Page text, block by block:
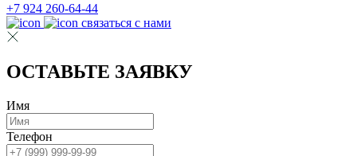
+7 924 260-64-44
связаться с нами
ОСТАВЬТЕ ЗАЯВКУ
Имя
Телефон